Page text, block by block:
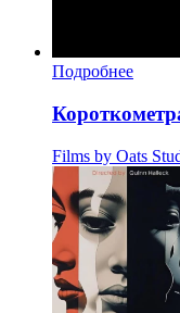
Подробнее
Films by Oats